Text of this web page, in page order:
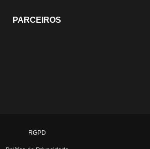
PARCEIROS
RGPD